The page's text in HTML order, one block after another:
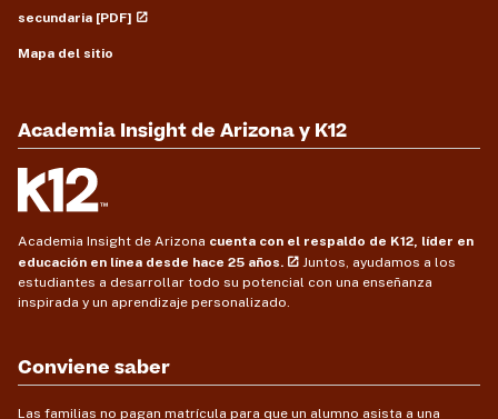
secundaria [PDF]
Mapa del sitio
Academia Insight de Arizona y K12
Academia Insight de Arizona cuenta con el respaldo de K12, líder en
educación en línea desde hace 25 años.
Juntos, ayudamos a los
estudiantes a desarrollar todo su potencial con una enseñanza
inspirada y un aprendizaje personalizado.
Conviene saber
Las familias no pagan matrícula para que un alumno asista a una